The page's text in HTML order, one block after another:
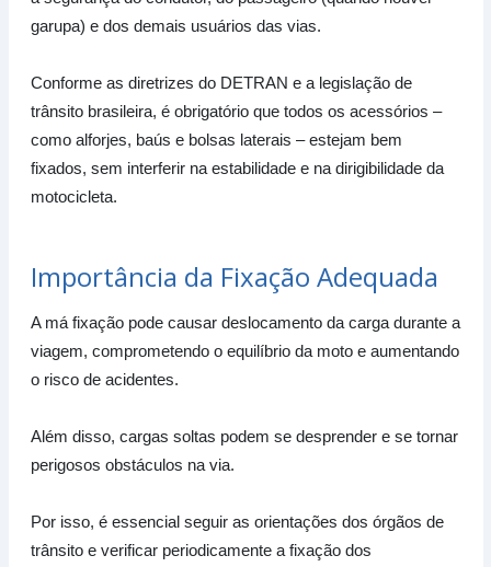
garupa) e dos demais usuários das vias.
Conforme as diretrizes do DETRAN e a legislação de
trânsito brasileira, é obrigatório que todos os acessórios –
como alforjes, baús e bolsas laterais – estejam bem
fixados, sem interferir na estabilidade e na dirigibilidade da
motocicleta.
Importância da Fixação Adequada
A má fixação pode causar deslocamento da carga durante a
viagem, comprometendo o equilíbrio da moto e aumentando
o risco de acidentes.
Além disso, cargas soltas podem se desprender e se tornar
perigosos obstáculos na via.
Por isso, é essencial seguir as orientações dos órgãos de
trânsito e verificar periodicamente a fixação dos